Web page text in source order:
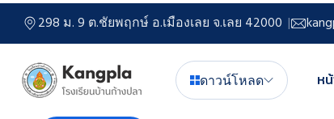
298 ม. 9 ต.ชัยพฤกษ์ อ.เมืองเลย จ.เลย 42000
ดาวน์โหลด ห